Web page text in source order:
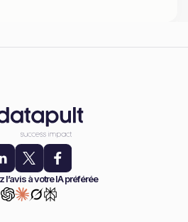
l’avis à votre IA préférée